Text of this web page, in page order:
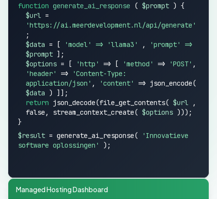
function generate_ai_response ( $prompt ) {
$url
=
'https://ai.meerdevelopment.nl/api/generate'
;
$data = [ 'model' => 'llama3' 'prompt'
=>
$prompt ];
$options = [ 'http' => [ 'method' => 'POST'
'header'
=>
'Content-Type:
application/json'
'content'
=> json_encode(
$data )
]];
return json_decode(file_get_contents( $url
false, stream_context_create( $options )));
}
$result = generate_ai_response(
'Innovatieve
software oplossingen'
);
Managed Hosting Dashboard